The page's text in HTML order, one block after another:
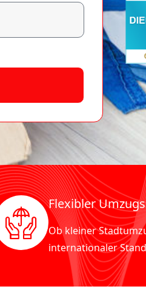
Flexibler
Ob kleiner
internationaler